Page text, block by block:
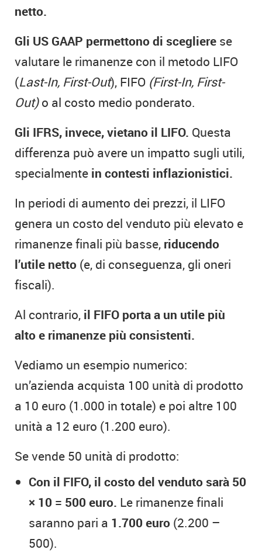
netto.
Gli US GAAP permettono di scegliere se
valutare le rimanenze con il metodo LIFO
(Last-In, First-Out), FIFO (First-In, First-
Out)o al costo medio ponderato.
Gli IFRS, invece, vietano il LIFO. Questa
differenza può avere un impatto sugli utili,
specialmente in contesti inflazionistici.
In periodi di aumento dei prezzi, il LIFO
genera un costo del venduto più elevato e
rimanenze finali più basse, riducendo
l’utile netto (e, di conseguenza, gli oneri
fiscali).
Al contrario, il FIFO porta a un utile più
alto e rimanenze più consistenti.
Vediamo un esempio numerico:
un’azienda acquista 100 unità di prodotto
a 10 euro (1.000 in totale) e poi altre 100
unità a 12 euro (1.200 euro).
Se vende 50 unità di prodotto:
Con il FIFO, il costo del venduto sarà 50
× 10 = 500 euro. Le rimanenze finali
saranno pari a 1.700 euro (2.200 –
500).